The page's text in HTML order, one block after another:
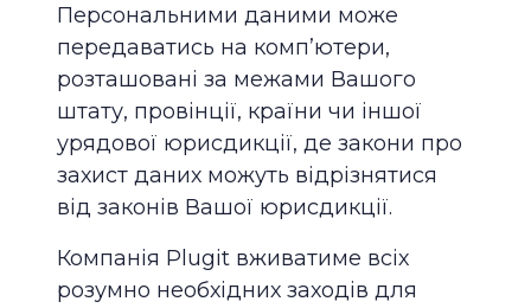
Персональними даними може
передаватись на комп’ютери,
розташовані за межами Вашого
штату, провінції, країни чи іншої
урядової юрисдикції, де закони про
захист даних можуть відрізнятися
від законів Вашої юрисдикції.
Компанія Plugit вживатиме всіх
розумно необхідних заходів для